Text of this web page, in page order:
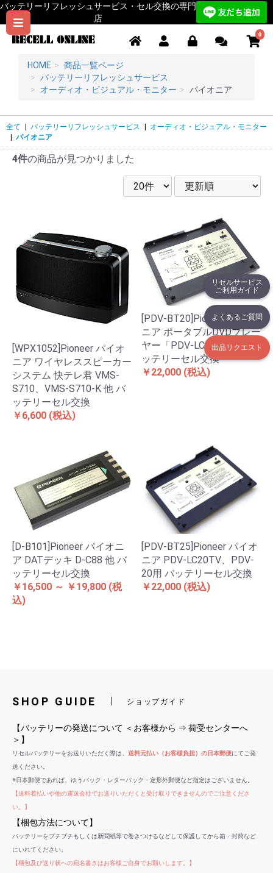
リセルサービス
ご利用ガイド
よくあるご質問
出品リクエスト
バッテリーリフレッシュサービス・セル交換の専門
店
0
HOME
商品一覧ページ
バッテリーリフレッシュサービス
オーディオ・ビジュアル・モニター
パイオニア
全て バッテリーリフレッシュサービス
オーディオ・ビジュアル・モニター
パイオニア
4件の商品が見つかりました
[WPX1052]Pioneer パイオ
ニア ワイヤレススピーカー
システム 快テレ君 VMS-
S710、VMS-S710-K 他 バ
ッテリーセル交換
￥6,600 (税込)
[PDV-BT20]Pioneer パイオ
ニア ポータブルDVDプレー
ヤー「PDV-LC20TV」用バ
ッテリーセル交換
￥22,000 (税込)
[D-B101]Pioneer パイオニ
ア DATデッキ D-C88 他 バ
ッテリーセル交換
￥16,500 ～ ￥19,800 (税
込)
[PDV-BT25]Pioneer パイオ
ニア PDV-LC20TV、PDV-
20用 バッテリーセル交換
￥22,000 (税込)
SHOP GUIDE ショップガイド
【バッテリーの発送について ＜お客様から ⇒ 荷受センターへ
＞】
リセルバッテリーをお送りいただく際は、 送料元払い（お客様負担）の日本郵便にてご発
送ください。
※日本郵便であれば、ゆうパック・レターパック・定形外郵便など指定はございません。
【送料着払いや他の運送会社でお送りいただくと受け取りできませんのでご注意くださ
い。】
【梱包方法について】
バッテリーをプチプチもしくは新聞紙等で巻きつけるなどして保護してから箱・封筒など
にいれてください。
【梱包及び送り状への宛名書きはお客様ご自身でお願いします。】